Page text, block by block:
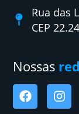
Rua das
CEP
Nossas